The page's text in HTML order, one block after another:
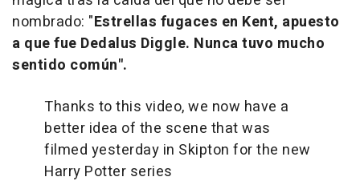
nombrado: "Estrellas fugaces en Kent, apuesto
a que fue Dedalus Diggle. Nunca tuvo mucho
sentido común".
Thanks to this video, we now have a
better idea of the scene that was
filmed yesterday in Skipton for the new
Harry Potter series